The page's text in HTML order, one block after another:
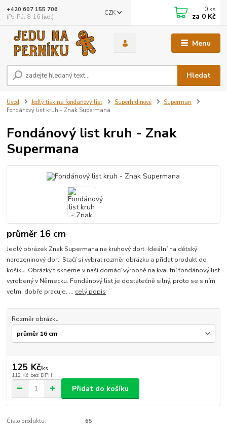
Menu
CZK
Hledat
+420 607 155 706
(Po-Pá, 8-16 hod.)
0 ks
za 0 Kč
Úvod Jedlý tisk na fondánový list Superhrdinové
Superman
Fondánový list kruh - Znak Supermana
Fondánový list kruh - Znak
Supermana
průměr 16 cm
Jedlý obrázek Znak Supermana na kruhový dort. Ideální na dětský
narozeninový dort. Stačí si vybrat rozměr obrázku a přidat produkt do
košíku. Obrázky tiskneme v naší domácí výrobně na kvalitní fondánový list
vyrobený v Německu. Fondánový list je dostatečně silný, proto se s ním
velmi dobře pracuje, ... celý popis
Rozměr obrázku
125 Kč/ks
112 Kč bez DPH
Přidat do košíku
Číslo produktu: 65